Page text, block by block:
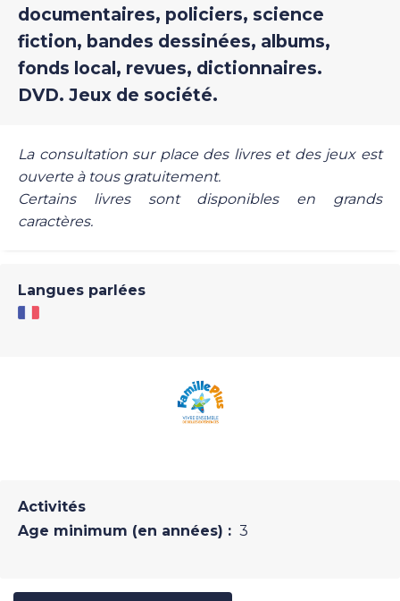
documentaires, policiers, science
fiction, bandes dessinées, albums,
fonds local, revues, dictionnaires.
DVD. Jeux de société.
La consultation sur place des livres et des jeux est
ouverte à tous gratuitement.
Certains livres sont disponibles en grands
caractères.
Langues parlées
Activités
Age minimum (en années) : 3